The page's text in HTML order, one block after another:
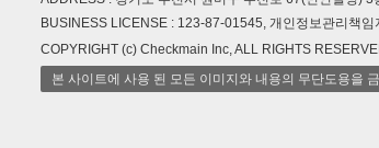
BUSINESS LICENSE : 123-87-01545, 개인정보관리책
COPYRIGHT (c) Checkmain Inc, ALL RIGHTS
본 사이트에 사용 된 모든 이미지와 내용의 무단도용을